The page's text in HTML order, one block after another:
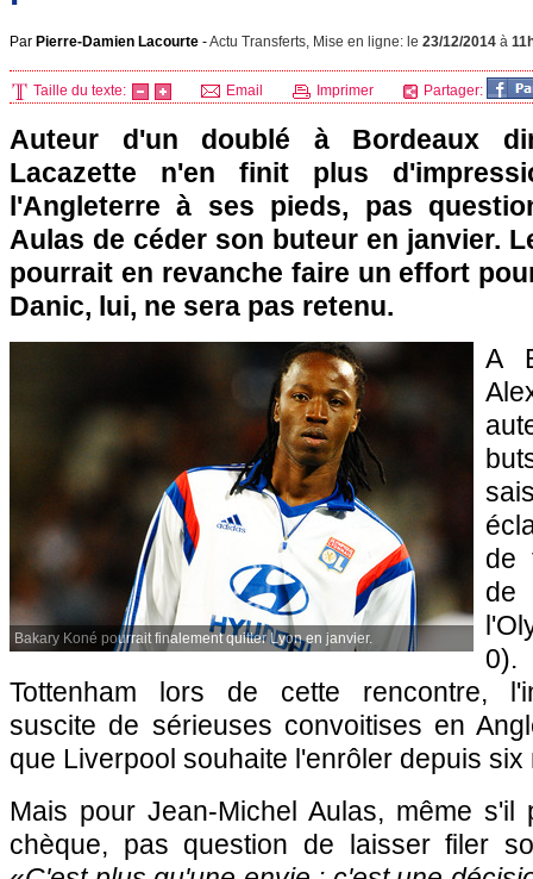
Par Pierre-Damien Lacourte -Actu Transferts, Mise en ligne: le 23/12/2014 à
Taille du texte: Email Imprimer Partager:
Auteur d'un doublé à Bordeaux
Lacazette n'en finit plus
l'Angleterre à ses pieds, pas
Aulas de céder son buteur en janvier.
pourrait en revanche faire un effort
Danic, lui, ne sera pas retenu.
Bakary Koné pourrait finalement quitter Lyon en janvier.
A
de
de
Tottenham lors de cette rencontre,
suscite de sérieuses convoitises en
que Liverpool souhaite l'enrôler depuis six
Mais pour Jean-Michel Aulas, même
chèque, pas question de laisser filer